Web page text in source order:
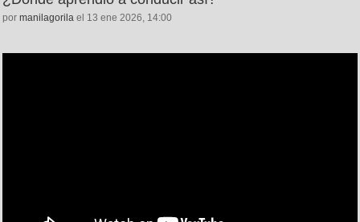
por manilagorila el 13 ene 2026, 14:00